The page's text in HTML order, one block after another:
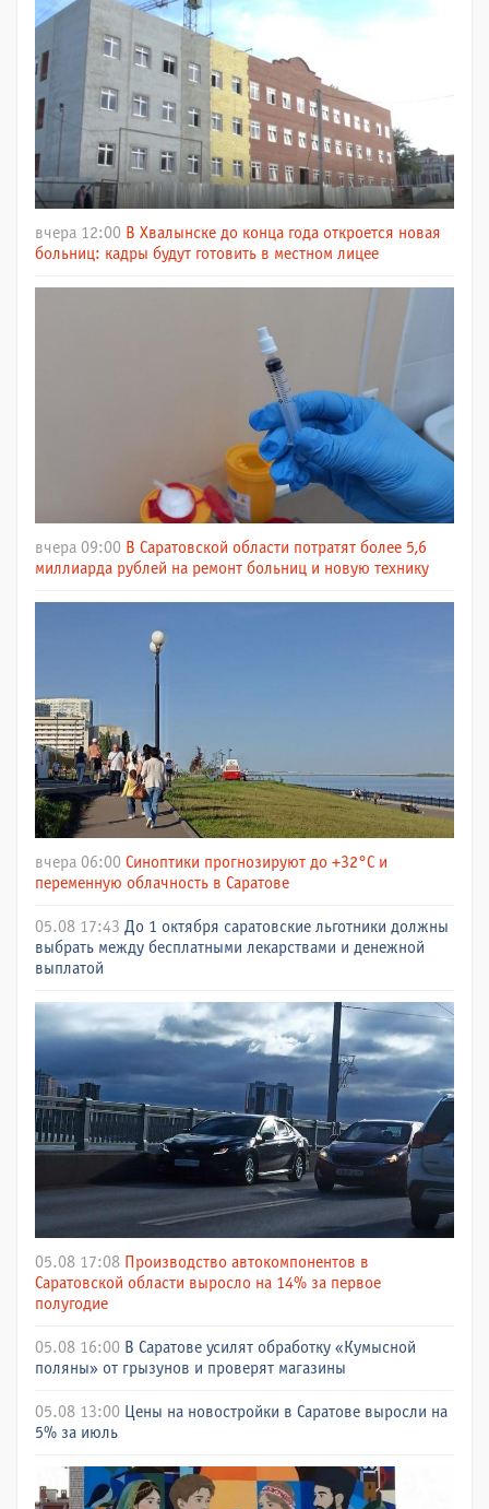
вчера 12:00 В Хвалынске до конца года откроется новая
больниц: кадры будут готовить в местном лицее
вчера 09:00 В Саратовской области потратят более 5,6
миллиарда рублей на ремонт больниц и новую технику
вчера 06:00 Синоптики прогнозируют до +32°C и
переменную облачность в Саратове
05.08 17:43 До 1 октября саратовские льготники должны
выбрать между бесплатными лекарствами и денежной
выплатой
05.08 17:08 Производство автокомпонентов в
Саратовской области выросло на 14% за первое
полугодие
05.08 16:00 В Саратове усилят обработку «Кумысной
поляны» от грызунов и проверят магазины
05.08 13:00 Цены на новостройки в Саратове выросли на
5% за июль